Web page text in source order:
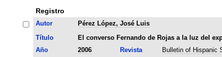
Registro
Autor
Pérez López, José Luis
Título
El converso Fernando de Rojas a la luz del
Año
2006 Revista
Bulletin of Hispanic